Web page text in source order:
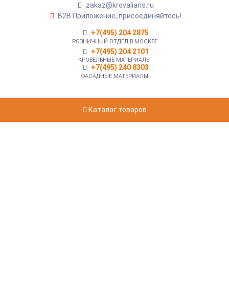
zakaz@krovalians.ru
B2B Приложение, присоединяйтесь!
+7(495) 204 2875
РОЗНИЧНЫЙ ОТДЕЛ В МОСКВЕ
+7(495) 204 2101
КРОВЕЛЬНЫЕ МАТЕРИАЛЫ
+7(495) 240 8303
ФАСАДНЫЕ МАТЕРИАЛЫ
Каталог товаров